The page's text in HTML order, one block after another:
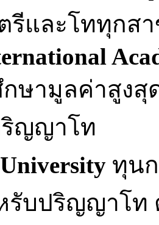
และโททุกส
ษามูลค่าสูงสุ
ญญาโท
ทุน
รับปริญญาโท